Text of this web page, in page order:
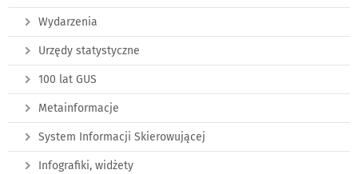
Wydarzenia
Urzędy statystyczne
100 lat GUS
Metainformacje
System Informacji Skierowującej
Infografiki, widżety